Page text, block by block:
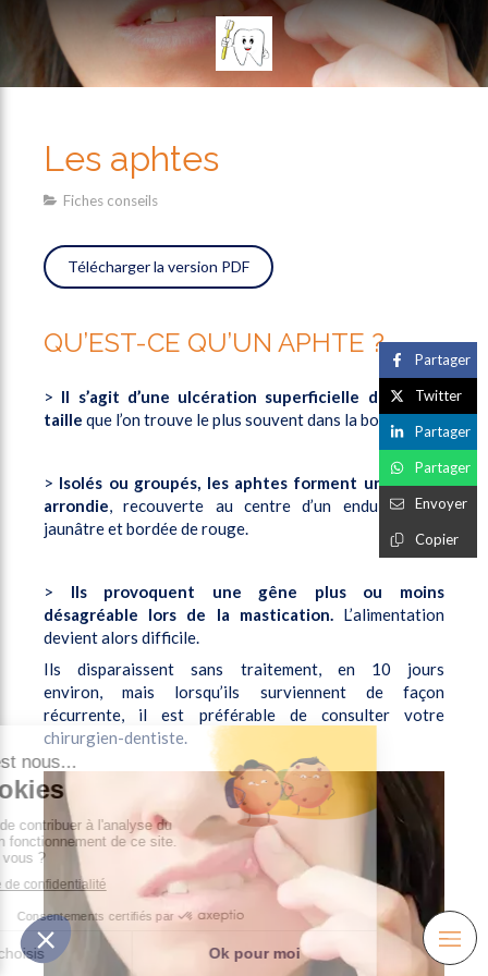
Les aphtes
Fiches conseils
Télécharger la version PDF
QU’EST-CE QU’UN APHTE ?
> Il s’agit d’une ulcération superficielle de petite
taille que l’on trouve le plus souvent dans la bouche.
> Isolés ou groupés, les aphtes forment une lésion
arrondie, recouverte au centre d’un enduit blanc-
jaunâtre et bordée de rouge.
> Ils provoquent une gêne plus ou moins
désagréable lors de la mastication.L’alimentation
devient alors difficile.
Ils disparaissent sans traitement, en 10 jours
environ, mais lorsqu’ils surviennent de façon
récurrente, il est préférable de consulter votre
chirurgien-dentiste.
Partager
Twitter
Partager
Partager
Envoyer
Copier